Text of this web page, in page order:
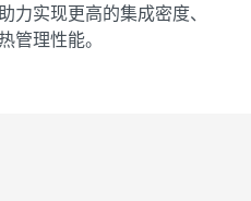
力实现更高的集成密度、
管理性能。